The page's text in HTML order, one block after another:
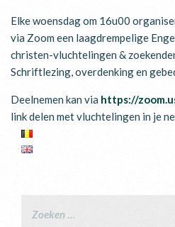
Elke woensdag om 16u00
via Zoom een laagdrempelige
christen-vluchtelingen &
Schriftlezing, overdenking en
Deelnemen kan via https://
link delen met vluchtelingen in je